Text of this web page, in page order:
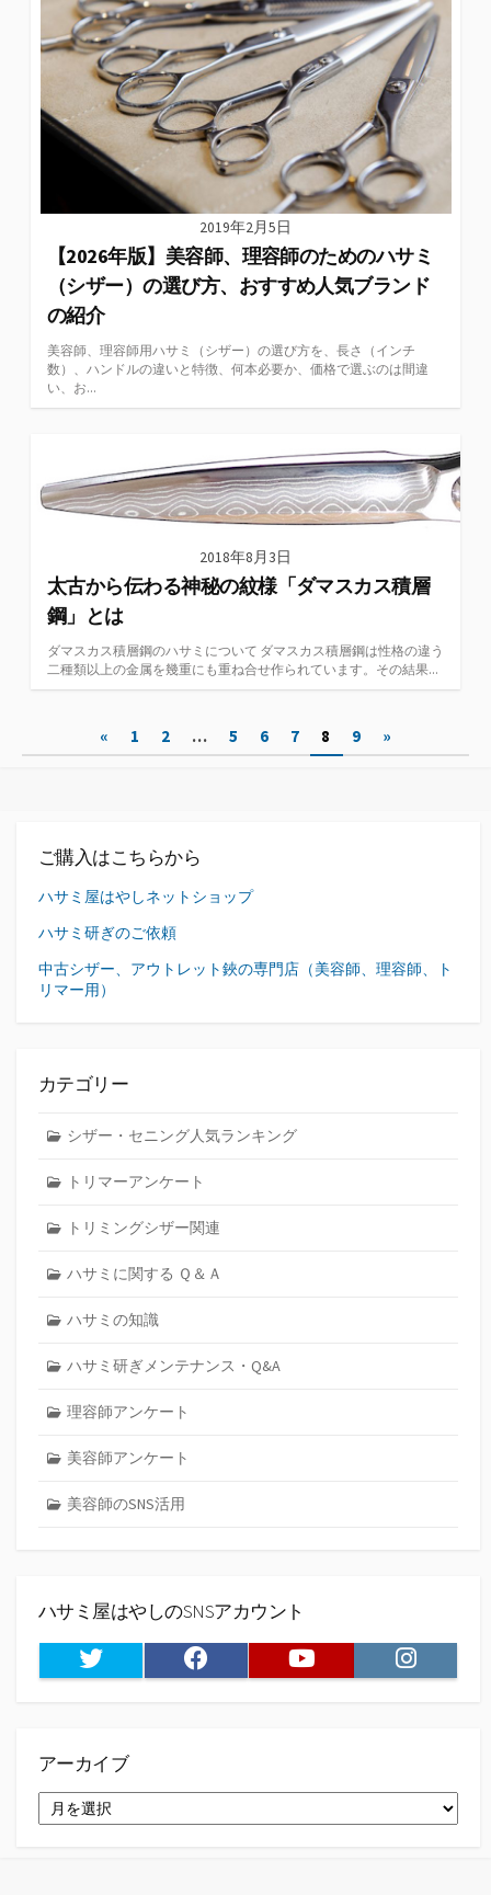
2019年2月5日
【2026年版】美容師、理容師のためのハサミ
（シザー）の選び方、おすすめ人気ブランド
の紹介
美容師、理容師用ハサミ（シザー）の選び方を、長さ（インチ
数）、ハンドルの違いと特徴、何本必要か、価格で選ぶのは間違
い、お...
2018年8月3日
太古から伝わる神秘の紋様「ダマスカス積層
鋼」とは
ダマスカス積層鋼のハサミについて ダマスカス積層鋼は性格の違う
二種類以上の金属を幾重にも重ね合せ作られています。その結果...
ビ
ゲ
ー
シ
ョ
« 1 2 … 5 6 7 8 9 »
ご購入はこちらから
ハサミ屋はやしネットショップ
ハサミ研ぎのご依頼
中古シザー、アウトレット鋏の専門店（美容師、理容師、ト
リマー用）
カテゴリー
シザー・セニング人気ランキング
トリマーアンケート
トリミングシザー関連
ハサミに関する Ｑ＆Ａ
ハサミの知識
ハサミ研ぎメンテナンス・Q&A
理容師アンケート
美容師アンケート
美容師のSNS活用
ハサミ屋はやしのSNSアカウント
Twitter Facebook Youtube Instagram
アーカイブ
ー